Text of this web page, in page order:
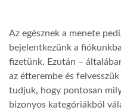
Az egésznek a menete
bejelentkezünk a
fizetünk. Ezután –
az étterembe és
tudjuk, hogy pontosan
bizonyos kategóriákból